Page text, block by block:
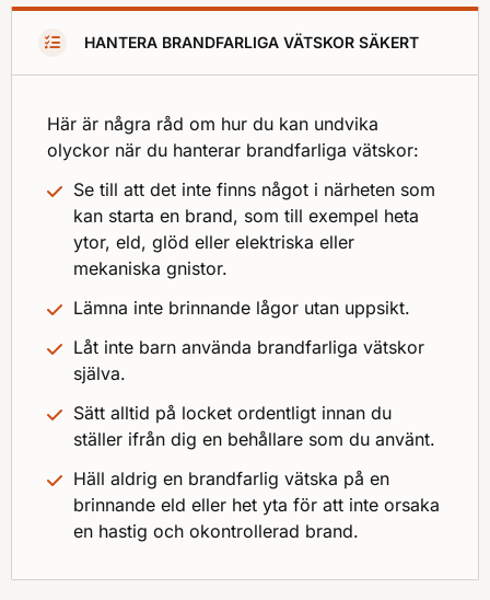
HANTERA BRANDFARLIGA VÄTSKOR SÄKERT
Här är några råd om hur du kan undvika
olyckor när du hanterar brandfarliga vätskor:
Se till att det inte finns något i närheten som
kan starta en brand, som till exempel heta
ytor, eld, glöd eller elektriska eller
mekaniska gnistor.
Lämna inte brinnande lågor utan uppsikt.
Låt inte barn använda brandfarliga vätskor
själva.
Sätt alltid på locket ordentligt innan du
ställer ifrån dig en behållare som du använt.
Häll aldrig en brandfarlig vätska på en
brinnande eld eller het yta för att inte orsaka
en hastig och okontrollerad brand.